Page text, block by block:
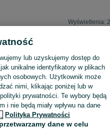
Wyświetlenia:
aby skontaktować się z
lub uzyskujemy dostęp do
unikalne identyfikatory w plikach
osobowych. Użytkownik może
nimi, klikając poniżej lub w
prywatności. Te wybory będą
i nie będą miały wpływu na dane
Polityka Prywatności
dane w celu